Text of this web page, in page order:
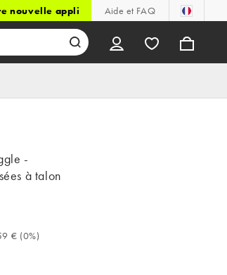
nouvelle appli Aide et FAQ
-
à talon
prix sur 30 jours 47,59 € (0%). Avant 55,99
€ (0%)